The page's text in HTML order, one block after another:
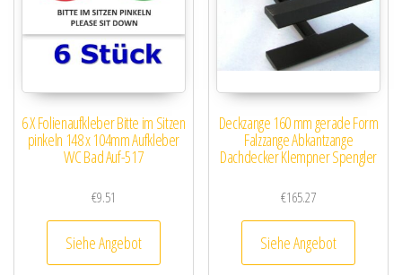
6 X Folienaufkleber Bitte im Sitzen
pinkeln 148 x 104mm Aufkleber
WC Bad Auf-517
€9.51
Siehe Angebot
Deckzange 160 mm gerade Form
Falzzange Abkantzange
Dachdecker Klempner Spengler
€165.27
Siehe Angebot